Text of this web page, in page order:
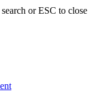
or ESC to close